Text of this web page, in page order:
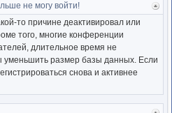
не могу войти!
то причине деактивировал или
того, многие конференции
длительное время не
размер базы данных. Если
снова и активнее